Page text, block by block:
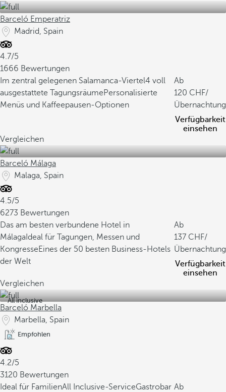
Barceló Emperatriz
Madrid, Spain
4.7/5
1666 Bewertungen
Im zentral gelegenen Salamanca-Viertel4 voll
ausgestattete TagungsräumePersonalisierte
Menüs und Kaffeepausen-Optionen
Ab
120
/
Übernachtung
Verfügbarkeit
einsehen
Vergleichen
Barceló Málaga
Malaga, Spain
4.5/5
6273 Bewertungen
Das am besten verbundene Hotel in
Málaga Ideal für Tagungen, Messen und
KongresseEines der 50 besten Business-Hotels
der Welt
Ab
137
/
Übernachtung
Verfügbarkeit
einsehen
Vergleichen
All inclusive
Barceló Marbella
Marbella, Spain
Empfohlen
4.2/5
3120 Bewertungen
Ideal für FamilienAll Inclusive-ServiceGastrobar Ab